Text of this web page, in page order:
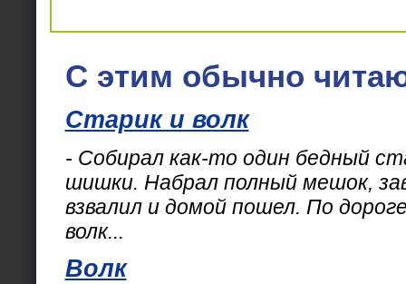
С этим обычно
Старик и волк
- Собирал как-то один бедный
шишки. Набрал полный мешок,
взвалил и домой пошел. По
волк...
Волк